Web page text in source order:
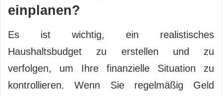
einplanen?
Es ist wichtig, ein realistisches
Haushaltsbudget zu erstellen und zu
verfolgen, um Ihre finanzielle Situation zu
kontrollieren. Wenn Sie regelmäßig Geld